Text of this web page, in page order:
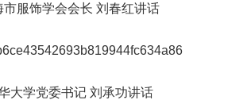
市服饰学会会长 刘春红讲话
大学党委书记 刘承功讲话